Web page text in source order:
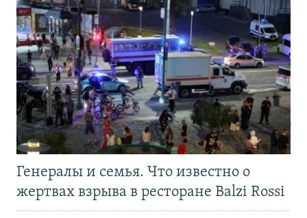
Генералы и семья. Что известно о
жертвах взрыва в ресторане Balzi Rossi